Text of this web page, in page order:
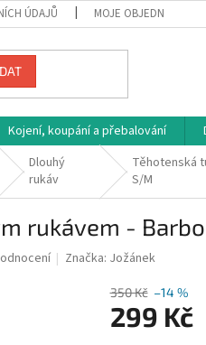
ÚDAJŮ MOJE OBJEDNÁVKA
Kojení, koupání a přebalování
Dlouhý
rukáv
Těhotenská
S/M
rukávem -
Značka: Jožánek
350 Kč –14 %
299 Kč